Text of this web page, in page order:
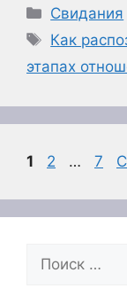
Рубрики
Свидания
Метки
Как
этапах
Страница
1 Страница
2 … 7
Поиск: